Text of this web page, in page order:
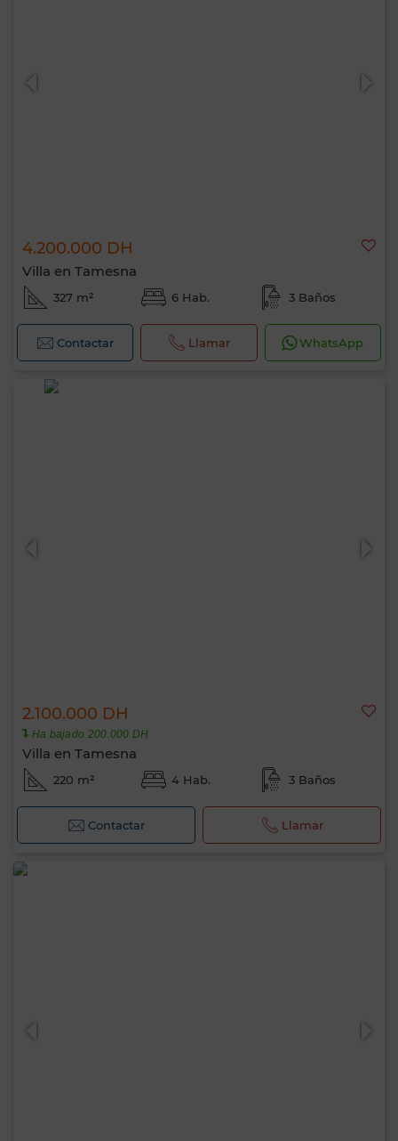
4.200.000 DH
Villa en Tamesna
327 m² 6 Hab. 3 Baños
Contactar Llamar WhatsApp
2.100.000 DH
Ha bajado 200.000 DH
Villa en Tamesna
220 m² 4 Hab. 3 Baños
Contactar Llamar